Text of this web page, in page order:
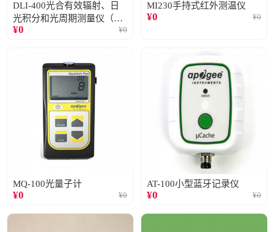
DLI-400光合有效辐射、日
光积分和光周期测量仪（仅
阳光）
¥0 ¥0
MI230手持式红外测温仪
¥0 ¥0
MQ-100光量子计
¥0 ¥0
AT-100小型蓝牙记录仪
¥0 ¥0